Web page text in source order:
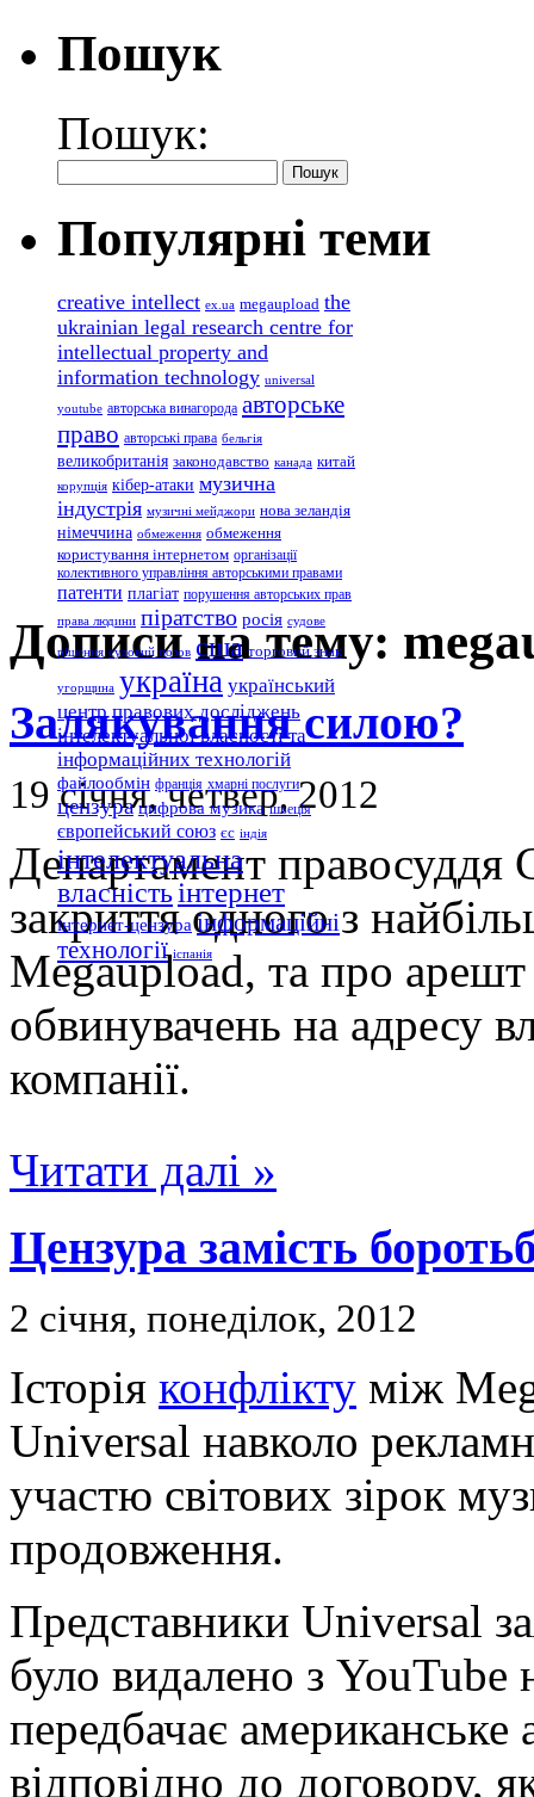
Пошук
Пошук:
Популярні теми
creative intellect ex.ua megaupload the
ukrainian legal research centre for
intellectual property and
information technology universal
youtube авторська винагорода авторське
право авторські права бельгія
великобританія законодавство канада китай
корупція кібер-атаки музична
індустрія музичні мейджори нова зеландія
німеччина обмеження обмеження
користування інтернетом організації
колективного управління авторськими правами
патенти плагіат порушення авторських прав
права людини піратство росія судове
рішення судовий позов сша торговий знак
угорщина україна український
центр правових досліджень
інтелектуальної власності та
інформаційних технологій
файлообмін франція хмарні послуги
цензура цифрова музика швеція
європейський союз єс індія
інтелектуальна
власністьінтернет
інтернет-цензура інформаційні
технології іспанія
Дописи на тему:
Залякування силою?
19 січня, четвер, 2012
Департамент
закриття одного з
Megaupload, та про
обвинувачень на адресу
компанії.
Читати далі »
Цензура замість
2 січня, понеділок, 2012
Історія конфлікту між
Universal навколо
участю світових зірок
продовження.
Представники Universal
було видалено з
передбачає американське
відповідно до договору,